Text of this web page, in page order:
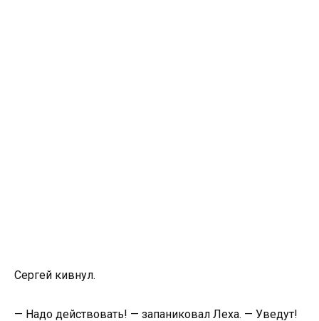
Сергей кивнул.
— Надо действовать! — запаниковал Леха. — Уведут!